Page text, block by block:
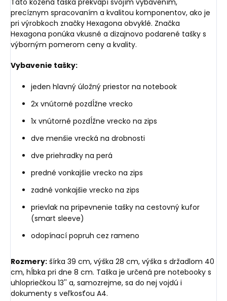
precíznym spracovaním a kvalitou komponentov, ako je
pri výrobkoch značky Hexagona obvyklé. Značka
Hexagona ponúka vkusné a dizajnovo podarené tašky s
výborným pomerom ceny a kvality.
Vybavenie tašky:
jeden hlavný úložný priestor na notebook
2x vnútorné pozdĺžne vrecko
1x vnútorné pozdĺžne vrecko na zips
dve menšie vrecká na drobnosti
dve priehradky na perá
predné vonkajšie vrecko na zips
zadné vonkajšie vrecko na zips
prievlak na pripevnenie tašky na cestovný kufor
(smart sleeve)
odopínací popruh cez rameno
Rozmery: šírka 39 cm, výška 28 cm, výška s držadlom 40
cm, hĺbka pri dne 8 cm. Taška je určená pre notebooky s
uhlopriečkou 13'' a, samozrejme, sa do nej vojdú i
dokumenty s veľkosťou A4.